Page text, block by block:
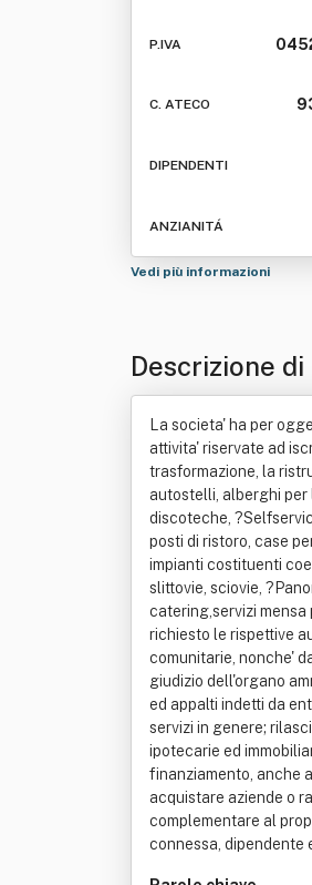
P.IVA
C. ATECO
DIPENDENTI
ANZIANITÁ
Vedi più informazioni
Descrizione
La societa' ha per
attivita' riservate ad
trasformazione, la
autostelli, alberghi per
discoteche,
posti di ristoro, case
impianti costituenti
slittovie, sciovie,
catering,servizi
richiesto le rispettive
comunitarie, nonche'
giudizio dell'organo
ed appalti indetti da
servizi in genere;
ipotecarie ed
finanziamento, anche
acquistare aziende o
complementare al
connessa, dipendente